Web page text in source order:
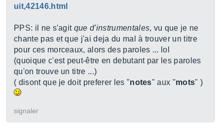
uit,42146.html
PPS: il ne s'agit que d'instrumentales, vu que je ne
chante pas et que j'ai deja du mal à trouver un titre
pour ces morceaux, alors des paroles ... lol
(quoique c'est peut-être en debutant par les paroles
qu'on trouve un titre ...)
( disont que je doit preferer les "notes" aux "mots" )
signaler